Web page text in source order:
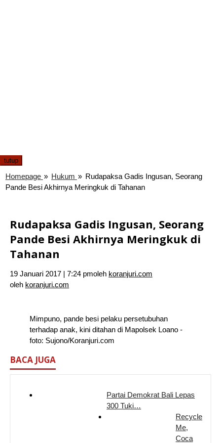
tutup
Homepage » Hukum » Rudapaksa Gadis Ingusan, Seorang
Pande Besi Akhirnya Meringkuk di Tahanan
Rudapaksa Gadis Ingusan, Seorang
Pande Besi Akhirnya Meringkuk di
Tahanan
19 Januari 2017 | 7:24 pmoleh koranjuri.com
oleh koranjuri.com
Mimpuno, pande besi pelaku persetubuhan
terhadap anak, kini ditahan di Mapolsek Loano -
foto: Sujono/Koranjuri.com
BACA JUGA
Partai Demokrat Bali Lepas
300 Tuki…
Recycle
Me,
Coca